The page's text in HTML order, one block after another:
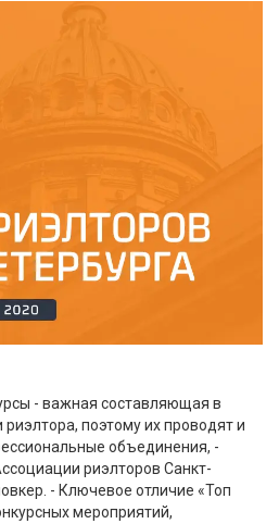
- важная составляющая в
поэтому их проводят и
объединения, -
риэлторов Санкт-
- Ключевое отличие «Топ
мероприятий,